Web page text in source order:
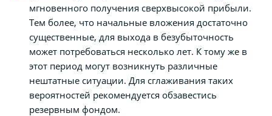
мгновенного получения сверхвысокой прибыли.
Тем более, что начальные вложения достаточно
существенные, для выхода в безубыточность
может потребоваться несколько лет. К тому же в
этот период могут возникнуть различные
нештатные ситуации. Для сглаживания таких
вероятностей рекомендуется обзавестись
резервным фондом.